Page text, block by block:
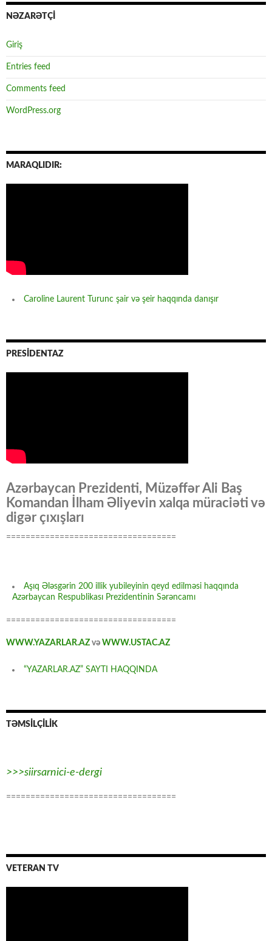
NƏZARƏTÇİ
Giriş
Entries feed
Comments feed
WordPress.org
MARAQLIDIR:
Caroline Laurent Turunc şair və şeir haqqında danışır
PRESİDENTAZ
Azərbaycan Prezidenti, Müzəffər Ali Baş
Komandan İlham Əliyevin xalqa müraciəti və
digər çıxışları
===================================
Aşıq Ələsgərin 200 illik yubileyinin qeyd edilməsi haqqında
Azərbaycan Respublikası Prezidentinin Sərəncamı
===================================
WWW.YAZARLAR.AZ və WWW.USTAC.AZ
“YAZARLAR.AZ” SAYTI HAQQINDA
TƏMSİLÇİLİK
>>>siirsarnici-e-dergi
===================================
VETERAN TV